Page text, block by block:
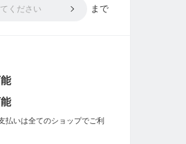
ください まで
払いは全てのショップでご利